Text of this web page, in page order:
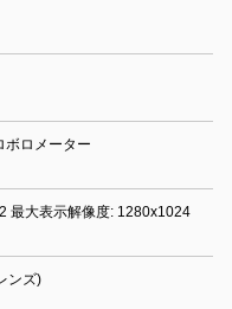
ボロメーター
最大表示解像度: 1280x1024
ンズ)